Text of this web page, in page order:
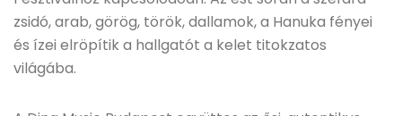
zsidó, arab, görög, török, dallamok, a Hanuka fényei
és ízei elröpítik a hallgatót a kelet titokzatos
világába.